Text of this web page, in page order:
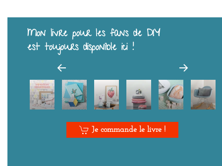
Mon livre pour les fans de DIY
est toujours disponible ici !
Je commande le livre !